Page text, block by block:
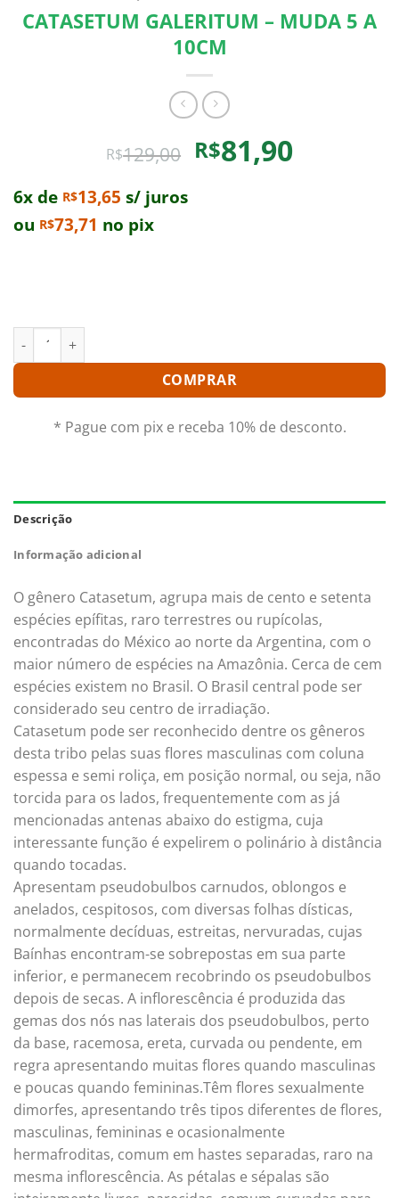
CATASETUM GALERITUM – MUDA 5 A
10CM
R$129,00 O
preço
R$81,90O
preço
6x de R$13,65 s/ juros
ou R$73,71 no pix
CATASETUM GALERITUM - MUDA 5 A 10CM quantidade
COMPRAR
* Pague com pix e receba 10% de desconto.
Descrição
Informação adicional
O gênero Catasetum, agrupa mais de cento e setenta
espécies epífitas, raro terrestres ou rupícolas,
encontradas do México ao norte da Argentina, com o
maior número de espécies na Amazônia. Cerca de cem
espécies existem no Brasil. O Brasil central pode ser
considerado seu centro de irradiação.
Catasetum pode ser reconhecido dentre os gêneros
desta tribo pelas suas flores masculinas com coluna
espessa e semi roliça, em posição normal, ou seja, não
torcida para os lados, frequentemente com as já
mencionadas antenas abaixo do estigma, cuja
interessante função é expelirem o polinário à distância
quando tocadas.
Apresentam pseudobulbos carnudos, oblongos e
anelados, cespitosos, com diversas folhas dísticas,
normalmente decíduas, estreitas, nervuradas, cujas
Baínhas encontram-se sobrepostas em sua parte
inferior, e permanecem recobrindo os pseudobulbos
depois de secas. A inflorescência é produzida das
gemas dos nós nas laterais dos pseudobulbos, perto
da base, racemosa, ereta, curvada ou pendente, em
regra apresentando muitas flores quando masculinas
e poucas quando femininas.Têm flores sexualmente
dimorfes, apresentando três tipos diferentes de flores,
masculinas, femininas e ocasionalmente
hermafroditas, comum em hastes separadas, raro na
mesma inflorescência. As pétalas e sépalas são